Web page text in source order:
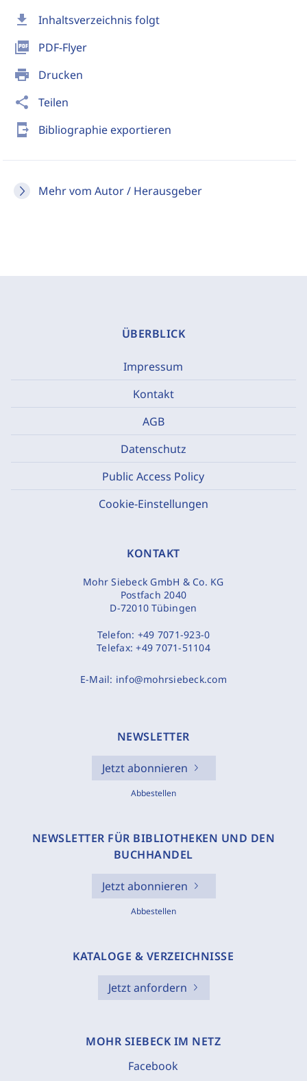
download Inhaltsverzeichnis folgt
picture_as_pdf PDF-Flyer
print Drucken
share Teilen
send_to_mobile Bibliographie exportieren
Mehr vom Autor / Herausgeber
ÜBERBLICK
Impressum
Kontakt
AGB
Datenschutz
Public Access Policy
Cookie-Einstellungen
KONTAKT
Mohr Siebeck GmbH & Co. KG
Postfach 2040
D-72010 Tübingen
Telefon: +49 7071-923-0
Telefax:+49 7071-51104
E-Mail: info@mohrsiebeck.com
NEWSLETTER
Jetzt abonnieren
Abbestellen
NEWSLETTER FÜR BIBLIOTHEKEN UND DEN
BUCHHANDEL
Jetzt abonnieren
Abbestellen
KATALOGE & VERZEICHNISSE
Jetzt anfordern
MOHR SIEBECK IM NETZ
Facebook